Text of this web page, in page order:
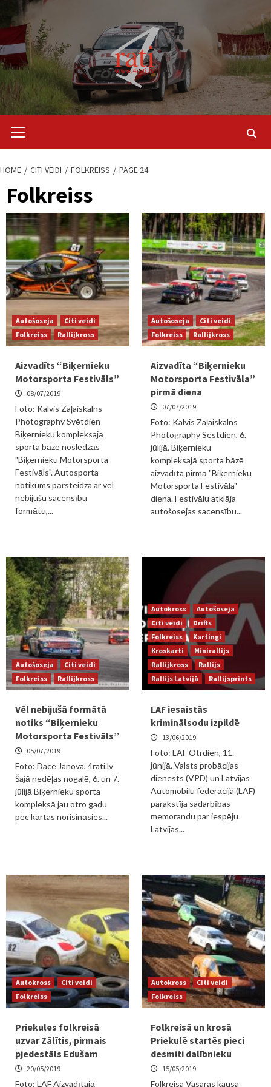
content
Menu
HOME CITI VEIDI FOLKREISS PAGE 24
Folkreiss
Autošoseja
Citi veidi
Folkreiss
Rallijkross
Aizvadīts “Biķernieku
Motorsporta Festivāls”
08/07/2019
Foto: Kalvis Zaļaiskalns
Photography Svētdien
Biķernieku kompleksajā
sporta bāzē noslēdzās
"Biķernieku Motorsporta
Festivāls". Autosporta
notikums pārsteidza ar vēl
nebijušu sacensību
formātu,...
Autošoseja
Citi veidi
Folkreiss
Rallijkross
Aizvadīta “Biķernieku
Motorsporta Festivāla”
pirmā diena
07/07/2019
Foto: Kalvis Zaļaiskalns
Photography Sestdien, 6.
jūlijā, Biķernieku
kompleksajā sporta bāzē
aizvadīta pirmā "Biķernieku
Motorsporta Festivāla"
diena. Festivālu atklāja
autošosejas sacensību...
Autošoseja
Citi veidi
Folkreiss
Rallijkross
Vēl nebijušā formātā
notiks “Biķernieku
Motorsporta Festivāls”
05/07/2019
Foto: Dace Janova, 4rati.lv
Šajā nedēļas nogalē, 6. un 7.
jūlijā Biķernieku sporta
kompleksā jau otro gadu
pēc kārtas norisināsies...
Autokross
Autošoseja
Citi veidi
Drifts
Folkreiss
Kartingi
Kroskarti
Minirallijs
Rallijkross
Rallijs
Rallijs Latvijā
Rallijsprints
LAF iesaistās
kriminālsodu izpildē
13/06/2019
Foto: LAF Otrdien, 11.
jūnijā, Valsts probācijas
dienests (VPD) un Latvijas
Automobiļu federācija (LAF)
parakstīja sadarbības
memorandu par iespēju
Latvijas...
Autokross
Citi veidi
Folkreiss
Priekules folkreisā
uzvar Zālītis, pirmais
pjedestāls Edušam
20/05/2019
Foto: LAF Aizvadītajā
Autokross
Citi veidi
Folkreiss
Folkreisā un krosā
Priekulē startēs pieci
desmiti dalībnieku
15/05/2019
Folkreisa Vasaras kausa